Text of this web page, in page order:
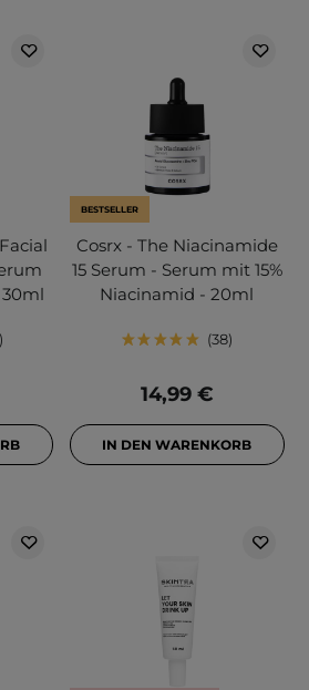
BESTSELLER
Cosrx - The Niacinamide
15 Serum - Serum mit 15%
Niacinamid - 20ml
38
14,99 €
IN DEN WARENKORB